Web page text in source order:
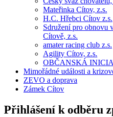
Mateřinka Cítov, z.s.
H.C. Hřebci Cítov z.s.
Sdružení pro obnovu
Cítově, z.s.
amater racing club z.s.
Agility Cítov, z.s.
OBČANSKÁ
Mimořádné události a
ZEVO a doprava
Zámek Cítov
Přihlášení k odběru